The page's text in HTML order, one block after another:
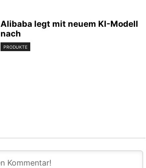
Alibaba legt mit neuem KI-Modell
nach
PRODUKTE